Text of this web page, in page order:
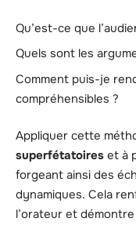
Qu’est-ce que
Quels sont les
Comment puis-je
compréhensibles ?
Appliquer cette
superfétatoires et à
forgeant ainsi des
dynamiques. Cela
l’orateur et